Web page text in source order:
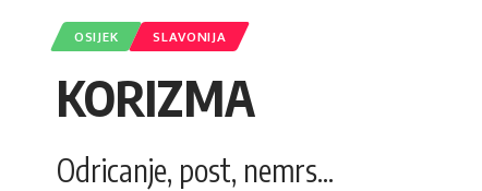
OSIJEK SLAVONIJA
KORIZMA
Odricanje, post, nemrs...